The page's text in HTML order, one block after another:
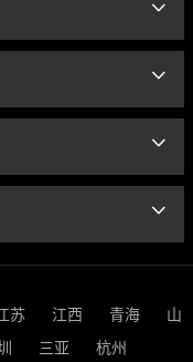
苏 江西 青海
山
三亚 杭州